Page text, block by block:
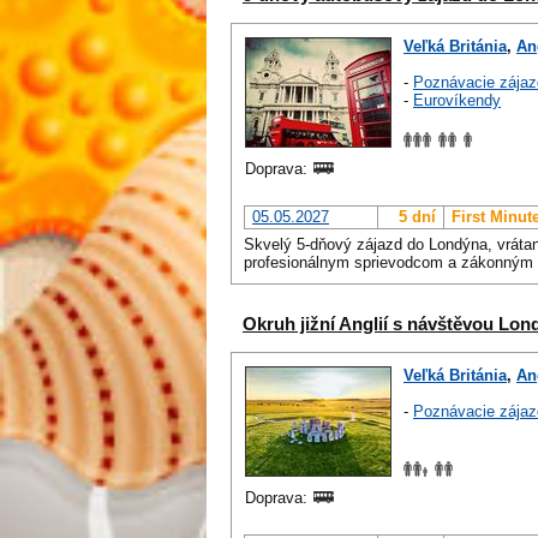
Veľká Británia,
- Poznávacie
- Eurovíkendy
Doprava:
05.05.2027 5 dní
First
Skvelý 5-dňový zájazd do Londýna,
profesionálnym sprievodcom a
Okruh jižní Anglií s návštěvou
Veľká Británia,
- Poznávacie
Doprava: